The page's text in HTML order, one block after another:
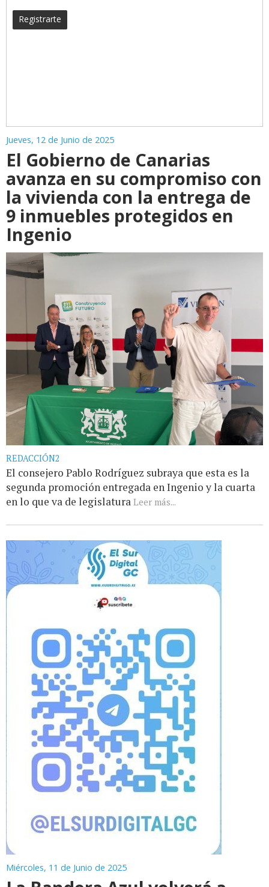
Registrarte
Jueves, 12 de Junio de 2025
El Gobierno de Canarias
avanza en su compromiso con
la vivienda con la entrega de
9 inmuebles protegidos en
Ingenio
REDACCIÓN2
El consejero Pablo Rodríguez subraya que esta es la
segunda promoción entregada en Ingenio y la cuarta
en lo que va de legislatura Leer más...
Miércoles, 11 de Junio de 2025